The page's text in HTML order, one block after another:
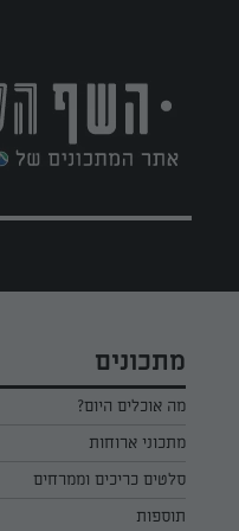
מתכונים
מה אוכלים היום?
מתכוני ארוחות
ארוחת בוקר
ארוחת צהריים
סלטים כריכים וממרחים
כל הסלטים כריכים וממרחים
תוספות